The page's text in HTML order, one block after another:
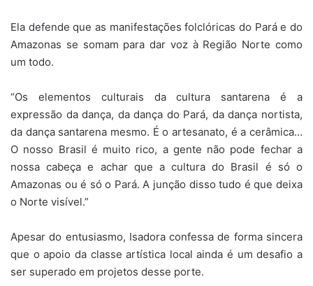
Ela defende que as manifestações folclóricas do Pará e do
Amazonas se somam para dar voz à Região Norte como
um todo.
“Os elementos culturais da cultura santarena é a
expressão da dança, da dança do Pará, da dança nortista,
da dança santarena mesmo. É o artesanato, é a cerâmica…
O nosso Brasil é muito rico, a gente não pode fechar a
nossa cabeça e achar que a cultura do Brasil é só o
Amazonas ou é só o Pará. A junção disso tudo é que deixa
o Norte visível.”
Apesar do entusiasmo, Isadora confessa de forma sincera
que o apoio da classe artística local ainda é um desafio a
ser superado em projetos desse porte.